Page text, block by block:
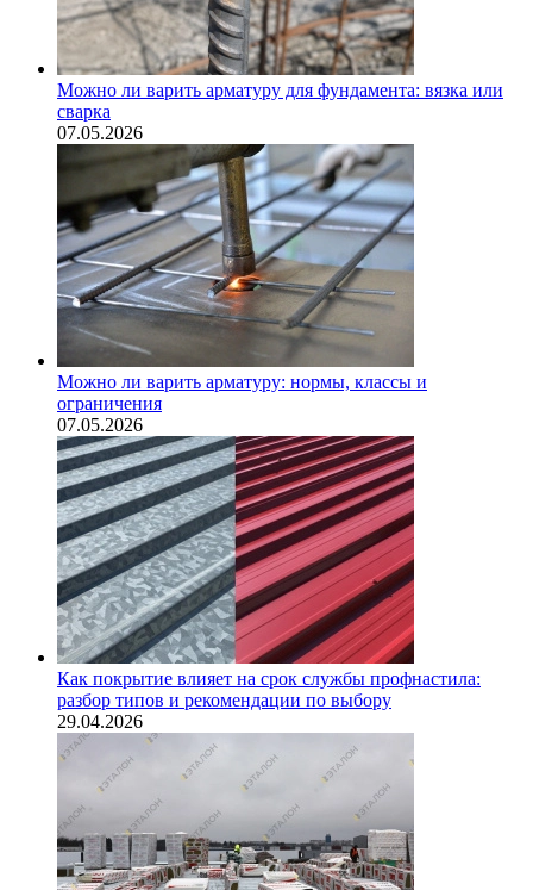
Можно ли варить арматуру для фундамента: вязка или
сварка
07.05.2026
Можно ли варить арматуру: нормы, классы и
ограничения
07.05.2026
Как покрытие влияет на срок службы профнастила:
разбор типов и рекомендации по выбору
29.04.2026